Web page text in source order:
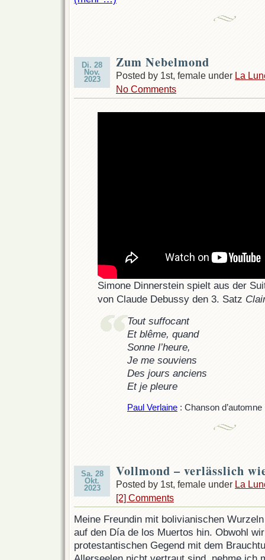
Di. 28
Nov.
2023
Zum Nebelmond
Posted by 1st, female under La
No Comments
Simone Dinnerstein spielt aus der
von Claude Debussy den 3. Satz
Tout suffocant
Et blême, quand
Sonne l’heure,
Je me souviens
Des jours anciens
Et je pleure
Paul Verlaine : Chanson d’automne
Sa. 28
Okt.
2023
Vollmond – verlässlich
Posted by 1st, female under La
[2] Comments
Meine Freundin mit bolivianischen
auf den Día de los Muertos hin. Obwohl
protestantischen Gegend mit dem